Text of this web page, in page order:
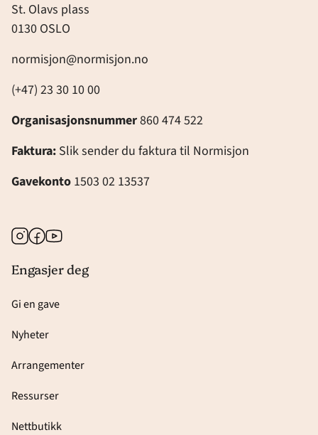
St. Olavs plass
0130 OSLO
normisjon@normisjon.no
(+47) 23 30 10 00
Organisasjonsnummer860 474 522
Faktura: Slik sender du faktura til Normisjon
Gavekonto 1503 02 13537
Instagram
Facebook
Youtube
Engasjer deg
Gi en gave
Nyheter
Arrangementer
Ressurser
Nettbutikk